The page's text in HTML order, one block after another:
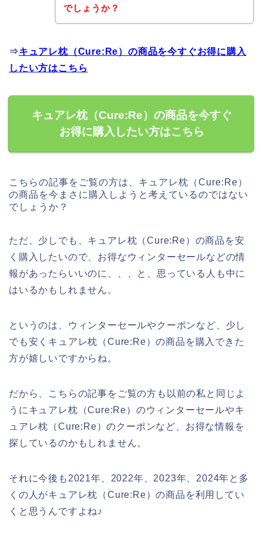
でしょうか？
⇒キュアレ枕（Cure:Re）の商品を今すぐお得に購入
したい方はこちら
キュアレ枕（Cure:Re）の商品を今すぐ
お得に購入したい方はこちら
こちらの記事をご覧の方は、キュアレ枕（Cure:Re）
の商品を今まさに購入しようと考えているのではない
でしょうか？
ただ、少しでも、キュアレ枕（Cure:Re）の商品を安
く購入したいので、お得なウィンターセールなどの情
報があったらいいのに、、、と、思っている人も中に
はいるかもしれません。
というのは、ウィンターセールやクーポンなど、少し
でも安くキュアレ枕（Cure:Re）の商品を購入できた
方が嬉しいですからね。
だから、こちらの記事をご覧の方も以前の私と同じよ
うにキュアレ枕（Cure:Re）のウィンターセールやキ
ュアレ枕（Cure:Re）のクーポンなど、お得な情報を
探しているのかもしれません。
それに今後も2021年、2022年、2023年、2024年と多
くの人がキュアレ枕（Cure:Re）の商品を利用してい
くと思うんですよね♪